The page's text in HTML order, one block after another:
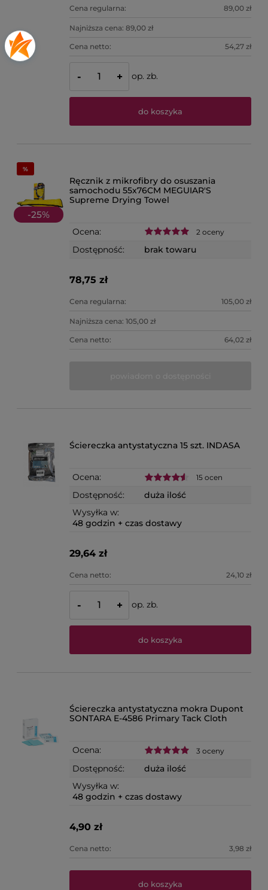
Cena regularna: 89,00 zł
Najniższa cena:89,00 zł
Cena netto: 54,27 zł
- + op. zb.
do koszyka
-25%
Ręcznik z mikrofibry do osuszania
samochodu 55x76CM MEGUIAR'S
Supreme Drying Towel
Ocena: 2 oceny
Dostępność: brak towaru
78,75 zł
Cena regularna: 105,00 zł
Najniższa cena:105,00 zł
Cena netto: 64,02 zł
Ściereczka antystatyczna 15 szt. INDASA
Ocena: 15 ocen
Dostępność:
duża ilość
Wysyłka w:
48 godzin + czas dostawy
29,64 zł
Cena netto: 24,10 zł
- + op. zb.
do koszyka
Ściereczka antystatyczna mokra Dupont
SONTARA E-4586 Primary Tack Cloth
Ocena: 3 oceny
Dostępność:
duża ilość
Wysyłka w:
48 godzin + czas dostawy
4,90 zł
Cena netto: 3,98 zł
do koszyka